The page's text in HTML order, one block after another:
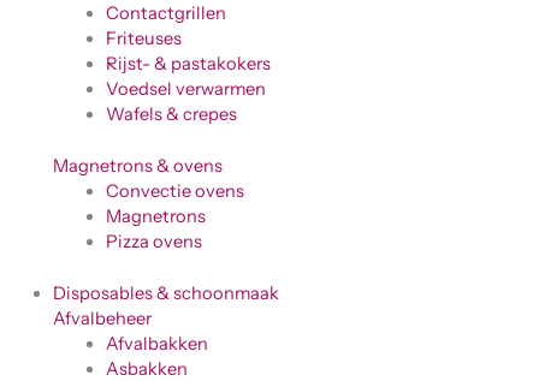
Contactgrillen
Friteuses
Rijst- & pastakokers
Voedsel verwarmen
Wafels & crepes
Magnetrons & ovens
Convectie ovens
Magnetrons
Pizza ovens
Disposables & schoonmaak
Afvalbeheer
Afvalbakken
Asbakken